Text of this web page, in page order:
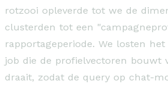
rotzooi opleverde tot we de
clusterden tot een
rapportageperiode. We losten
job die de profielvectoren bouwt
draait, zodat de query op chat-